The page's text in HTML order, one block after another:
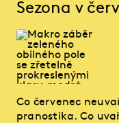
Sezona v
Co červenec
pranostika. Co